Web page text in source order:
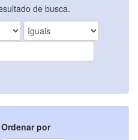
de busca.
Ordenar por